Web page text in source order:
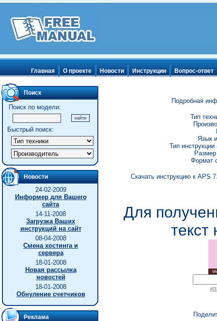
Главная О проекте Новости Инструкции Вопрос-ответ
Поиск
Поиск по модели:
Быстрый поиск:
Новости
24-02-2009
Информер для Вашего
сайта
14-11-2008
Загрузка Ваших
инструкций на сайт
08-04-2008
Смена хостинга и
сервера
18-01-2008
Новая рассылка
новостей
18-01-2008
Обнуление счетчиков
Реклама
Подробная
Тип
Язык
Тип
Формат
Скачать инструкцию к APS
Для
текст